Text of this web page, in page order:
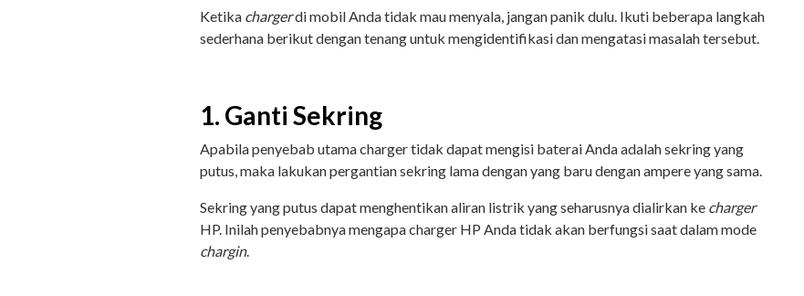
Ketika chargerdi mobil Anda tidak mau menyala, jangan panik dulu. Ikuti beberapa langkah
sederhana berikut dengan tenang untuk mengidentifikasi dan mengatasi masalah tersebut.
1. Ganti Sekring
Apabila penyebab utama charger tidak dapat mengisi baterai Anda adalah sekring yang
putus, maka lakukan pergantian sekring lama dengan yang baru dengan ampere yang sama.
Sekring yang putus dapat menghentikan aliran listrik yang seharusnya dialirkan ke charger
HP. Inilah penyebabnya mengapa charger HP Anda tidak akan berfungsi saat dalam mode
chargin.